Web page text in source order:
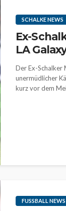
SCHALKE NEWS
Ex-
LA
Der Ex-Schalker
unermüdlicher
kurz vor dem
FUSSBALL NEWS